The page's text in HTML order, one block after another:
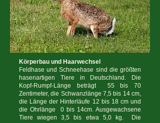
Körperbau und Haarwechsel
Feldhase und Schneehase sind die größten
hasenartigen Tiere in Deutschland. Die
Kopf-Rumpf-Länge beträgt 55 bis 70
Zentimeter, die Schwanzlänge 7,5 bis 14 cm,
die Länge der Hinterläufe 12 bis 18 cm und
die Ohrlänge 0 bis 14cm. Ausgewachsene
Tiere wiegen 3,5 bis etwa 5,0 kg. Die